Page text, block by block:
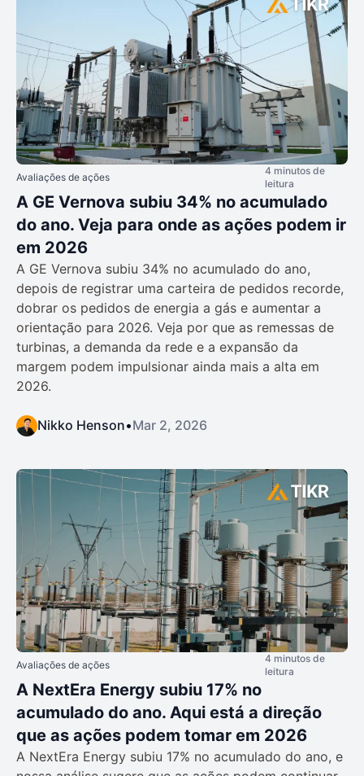
Avaliações de ações
4 minutos de
leitura
A GE Vernova subiu 34% no acumulado
do ano. Veja para onde as ações podem ir
em 2026
A GE Vernova subiu 34% no acumulado do ano,
depois de registrar uma carteira de pedidos recorde,
dobrar os pedidos de energia a gás e aumentar a
orientação para 2026. Veja por que as remessas de
turbinas, a demanda da rede e a expansão da
margem podem impulsionar ainda mais a alta em
2026.
Nikko Henson•Mar 2, 2026
Avaliações de ações
4 minutos de
leitura
A NextEra Energy subiu 17% no
acumulado do ano. Aqui está a direção
que as ações podem tomar em 2026
A NextEra Energy subiu 17% no acumulado do ano, e